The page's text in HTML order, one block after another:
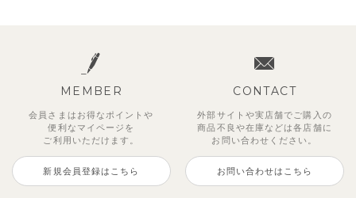
MEMBER
会員さまはお得なポイントや
便利な マイページを
ご利用いただけます。
新規会員登録はこちら
CONTACT
外部サイトや実店舗でご購入の
商品不良や在庫などは各店舗に
お問い合わせください。
お問い合わせはこちら